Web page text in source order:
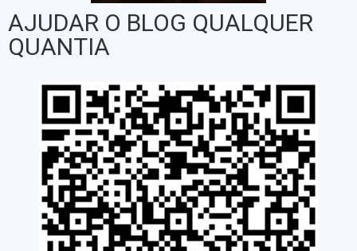
AJUDAR O BLOG QUALQUER
QUANTIA